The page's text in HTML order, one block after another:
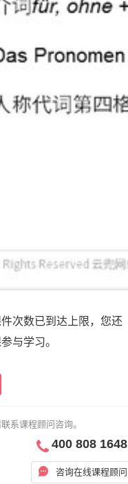
次数已到达上限，您还
与学习。
系课程顾问咨询。
400 808 1648
咨询在线课程顾问